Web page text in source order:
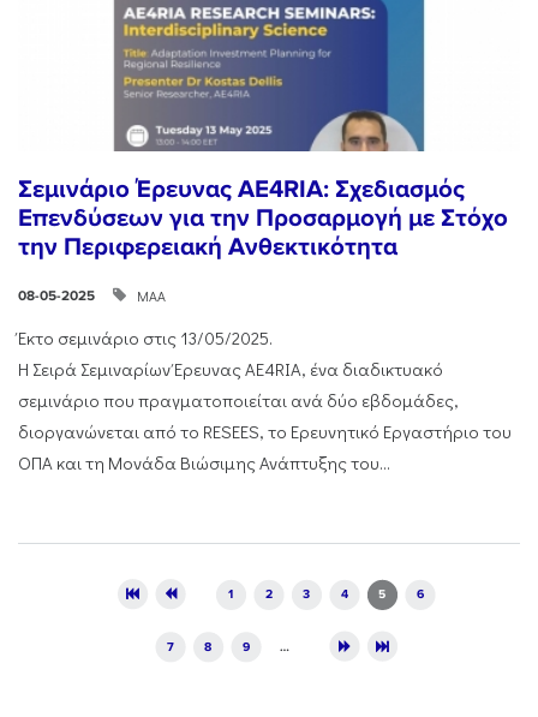
Σεμινάριο Έρευνας AE4RIA: Σχεδιασμός
Επενδύσεων για την Προσαρμογή με Στόχο
την Περιφερειακή Ανθεκτικότητα
08-05-2025 ΜΑΑ
Έκτο σεμινάριο στις 13/05/2025.
Η Σειρά Σεμιναρίων Έρευνας AE4RIA, ένα διαδικτυακό
σεμινάριο που πραγματοποιείται ανά δύο εβδομάδες,
διοργανώνεται από το RESEES, το Ερευνητικό Εργαστήριο του
ΟΠΑ και τη Μονάδα Βιώσιμης Ανάπτυξης του...
1 2 3 4 5 6
7 8 9 …